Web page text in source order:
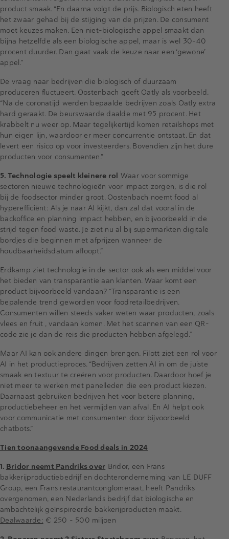
product smaak. “En daarna volgt de prijs. Biologisch eten heeft
het zwaar gehad bij de stijging van de prijzen. De consument
moet keuzes maken. Een niet-biologische appel smaakt dan
bijna hetzelfde als een biologische appel, maar is wel 30-40
procent duurder. Dan gaat vaak de keuze naar een ‘gewone’
appel.”
De vraag naar bedrijven die biologisch of duurzaam
produceren fluctueert. Oostenbach geeft Oatly als voorbeeld.
“Na de coronatijd werden bepaalde bedrijven zoals Oatly extra
hard geraakt. De beurswaarde daalde met 95 procent. Het
krabbelt nu weer op. Maar tegelijkertijd komen retailshops met
hun eigen lijn, waardoor er meer concurrentie ontstaat. En dat
levert een risico op voor investeerders. Bovendien zijn het dure
producten voor consumenten.”
5. Technologie speelt kleinere rol Waar voor sommige
sectoren nieuwe technologieën voor impact zorgen, is die rol
bij de foodsector minder groot. Oostenbach noemt food al
hyperefficiënt: Als je naar AI kijkt, dan zal dat vooral in de
backoffice en planning impact hebben, en bijvoorbeeld in de
strijd tegen food waste. Je ziet nu al bij supermarkten digitale
bordjes die beginnen met afprijzen wanneer de
houdbaarheidsdatum afloopt.”
Erdkamp ziet technologie in de sector ook als een middel voor
het bieden van transparantie aan klanten. Waar komt een
product bijvoorbeeld vandaan? “Transparantie is een
bepalende trend geworden voor foodretailbedrijven.
Consumenten willen steeds vaker weten waar producten, zoals
vlees en fruit , vandaan komen. Met het scannen van een QR-
code zie je dan de reis die producten hebben afgelegd.”
Maar AI kan ook andere dingen brengen. Filott ziet een rol voor
AI in het productieproces. “Bedrijven zetten AI in om de juiste
smaak en textuur te creëren voor producten. Daardoor hoef je
niet meer te werken met panelleden die een product kiezen.
Daarnaast gebruiken bedrijven het voor betere planning,
productiebeheer en het vermijden van afval. En AI helpt ook
voor communicatie met consumenten door bijvoorbeeld
chatbots.”
Tien toonaangevende Food deals in 2024
1. Bridor neemt Pandriks over Bridor, een Frans
bakkerijproductiebedrijf en dochteronderneming van LE DUFF
Group, een Frans restaurantconglomeraat, heeft Pandriks
overgenomen, een Nederlands bedrijf dat biologische en
ambachtelijk geïnspireerde bakkerijproducten maakt.
Dealwaarde: € 250 - 500 miljoen